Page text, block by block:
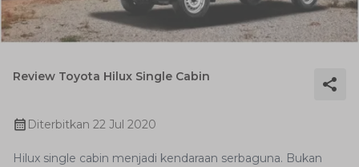
Review Toyota Hilux Single Cabin
Diterbitkan 22 Jul 2020
Hilux single cabin menjadi kendaraan serbaguna. Bukan